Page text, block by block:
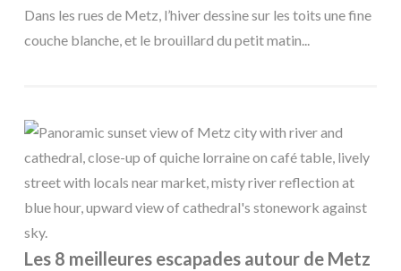
Dans les rues de Metz, l’hiver dessine sur les toits une fine
couche blanche, et le brouillard du petit matin...
Les 8 meilleures escapades autour de Metz